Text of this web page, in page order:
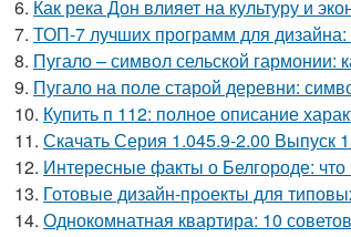
6. Как река Дон влияет на культуру и
7. ТОП-7 лучших программ для
8. Пугало – символ сельской гармонии:
9. Пугало на поле старой деревни:
10. Купить п 112: полное описание
11. Скачать Серия 1.045.9-2.00 Выпуск
12. Интересные факты о Белгороде:
13. Готовые дизайн-проекты для
14. Однокомнатная квартира: 10